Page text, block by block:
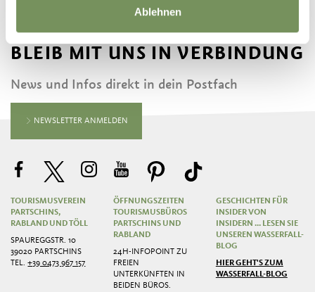
Ablehnen
BLEIB MIT UNS IN VERBINDUNG
News und Infos direkt in dein Postfach
NEWSLETTER ANMELDEN
TOURISMUSVEREIN
PARTSCHINS,
RABLAND UND TÖLL
SPAUREGGSTR. 10
39020 PARTSCHINS
TEL.+39 0473 967 157
ÖFFNUNGSZEITEN
TOURISMUSBÜROS
PARTSCHINS UND
RABLAND
24H-INFOPOINT ZU
FREIEN
UNTERKÜNFTEN IN
BEIDEN BÜROS.
GESCHICHTEN FÜR
INSIDER VON
INSIDERN ... LESEN SIE
UNSEREN WASSERFALL-
BLOG
HIER GEHT'S ZUM
WASSERFALL-BLOG